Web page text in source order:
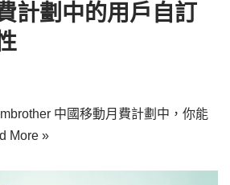
計劃中的用戶自訂
中國移動月費計劃中，你能
More »